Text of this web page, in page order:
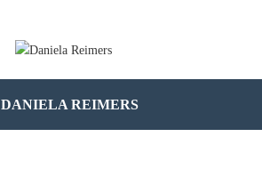
DANIELA REIMERS